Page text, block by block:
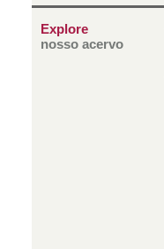
Explore
nosso acervo